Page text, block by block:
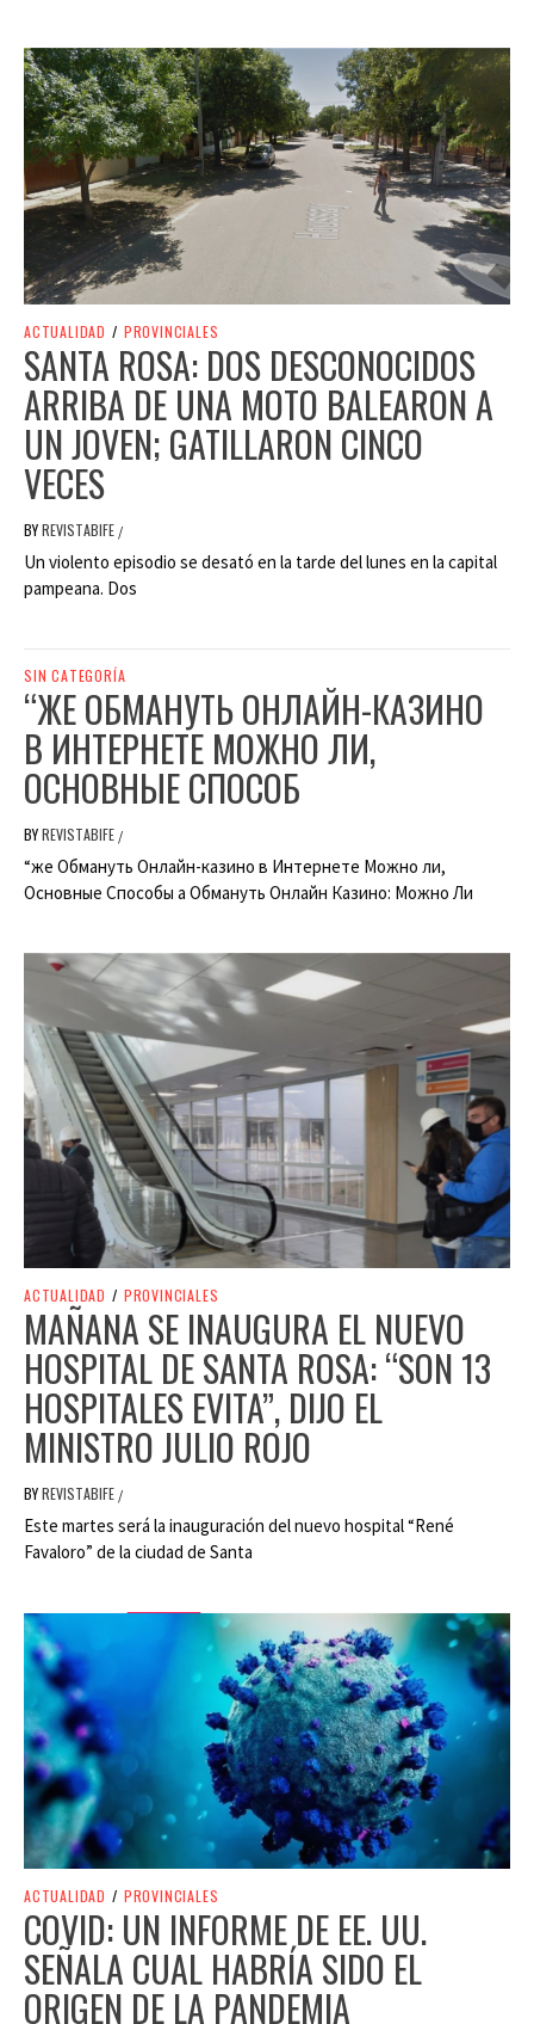
ACTUALIDAD / PROVINCIALES
SANTA ROSA: DOS DESCONOCIDOS
ARRIBA DE UNA MOTO BALEARON A
UN JOVEN; GATILLARON CINCO
VECES
BYREVISTABIFE /
Un violento episodio se desató en la tarde del lunes en la capital
pampeana. Dos
SIN CATEGORÍA
“ЖЕ ОБМАНУТЬ ОНЛАЙН-КАЗИНО
В ИНТЕРНЕТЕ МОЖНО ЛИ,
ОСНОВНЫЕ СПОСОБ
BYREVISTABIFE /
“же Обмануть Онлайн-казино в Интернете Можно ли,
Основные Способы а Обмануть Онлайн Казино: Можно Ли
ACTUALIDAD / PROVINCIALES
MAÑANA SE INAUGURA EL NUEVO
HOSPITAL DE SANTA ROSA: “SON 13
HOSPITALES EVITA”, DIJO EL
MINISTRO JULIO ROJO
BYREVISTABIFE /
Este martes será la inauguración del nuevo hospital “René
Favaloro” de la ciudad de Santa
ACTUALIDAD / PROVINCIALES
COVID: UN INFORME DE EE. UU.
SEÑALA CUAL HABRÍA SIDO EL
ORIGEN DE LA PANDEMIA